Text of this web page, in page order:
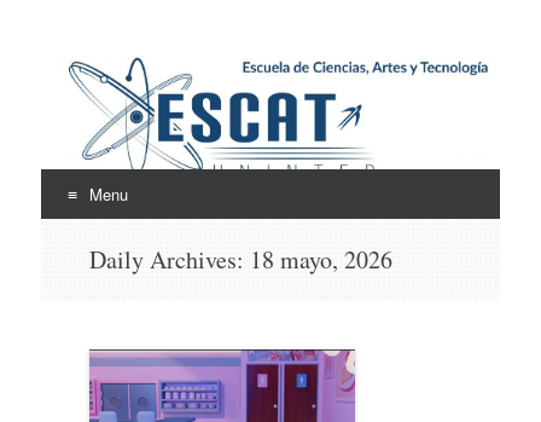
Escuela de Ciencias,
Artes y Tecnología
ESCAT
Menu
Daily Archives: 18 mayo, 2026